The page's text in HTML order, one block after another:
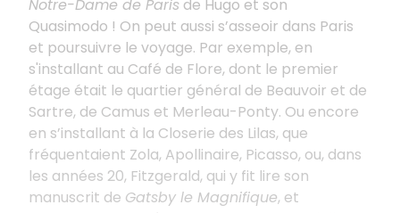
Notre-Dame de Paris de Hugo et son
Quasimodo ! On peut aussi s’asseoir dans Paris
et poursuivre le voyage. Par exemple, en
s'installant au Café de Flore, dont le premier
étage était le quartier général de Beauvoir et de
Sartre, de Camus et Merleau-Ponty. Ou encore
en s’installant à la Closerie des Lilas, que
fréquentaient Zola, Apollinaire, Picasso, ou, dans
les années 20, Fitzgerald, qui y fit lire son
manuscrit de Gatsby le Magnifique, et